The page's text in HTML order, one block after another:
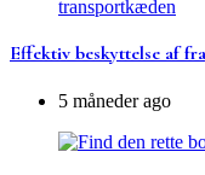
Effektiv beskyttelse af
5 måneder ago